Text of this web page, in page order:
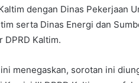
dengan Dinas Pekerjaan
serta Dinas Energi dan
DPRD Kaltim.
menegaskan, sorotan ini